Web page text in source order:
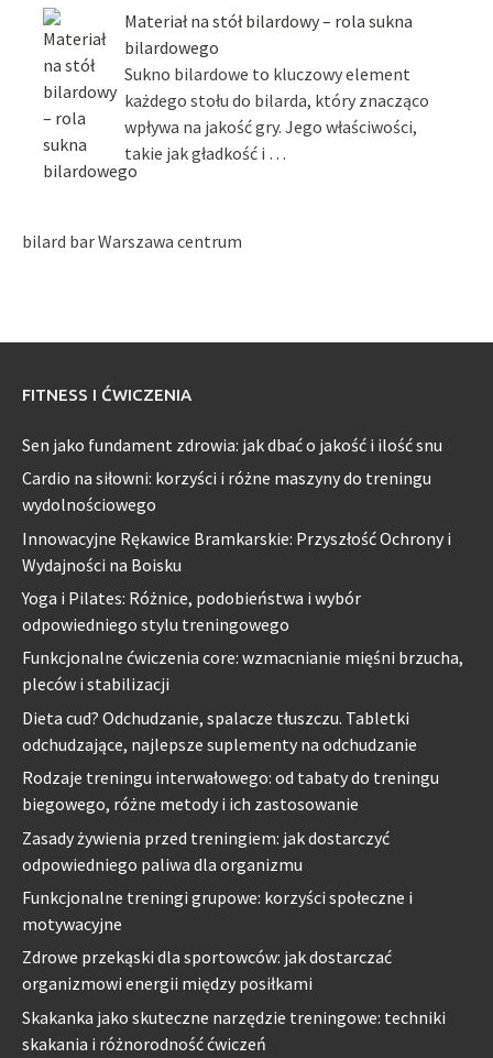
Materiał na stół bilardowy – rola sukna
bilardowego
Sukno bilardowe to kluczowy element
każdego stołu do bilarda, który znacząco
wpływa na jakość gry. Jego właściwości,
takie jak gładkość i …
bilard bar Warszawa centrum
FITNESS I ĆWICZENIA
Sen jako fundament zdrowia: jak dbać o jakość i ilość snu
Cardio na siłowni: korzyści i różne maszyny do treningu
wydolnościowego
Innowacyjne Rękawice Bramkarskie: Przyszłość Ochrony i
Wydajności na Boisku
Yoga i Pilates: Różnice, podobieństwa i wybór
odpowiedniego stylu treningowego
Funkcjonalne ćwiczenia core: wzmacnianie mięśni brzucha,
pleców i stabilizacji
Dieta cud? Odchudzanie, spalacze tłuszczu. Tabletki
odchudzające, najlepsze suplementy na odchudzanie
Rodzaje treningu interwałowego: od tabaty do treningu
biegowego, różne metody i ich zastosowanie
Zasady żywienia przed treningiem: jak dostarczyć
odpowiedniego paliwa dla organizmu
Funkcjonalne treningi grupowe: korzyści społeczne i
motywacyjne
Zdrowe przekąski dla sportowców: jak dostarczać
organizmowi energii między posiłkami
Skakanka jako skuteczne narzędzie treningowe: techniki
skakania i różnorodność ćwiczeń